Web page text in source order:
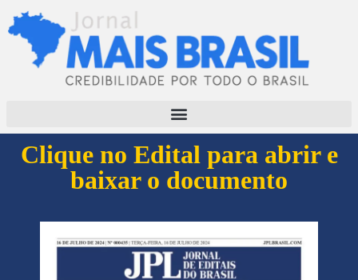
Clique no Edital para abrir e
baixar o documento